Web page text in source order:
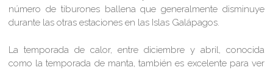
número de tiburones ballena que generalmente disminuye
durante las otras estaciones en las Islas Galápagos.
La temporada de calor, entre diciembre y abril, conocida
como la temporada de manta, también es excelente para ver